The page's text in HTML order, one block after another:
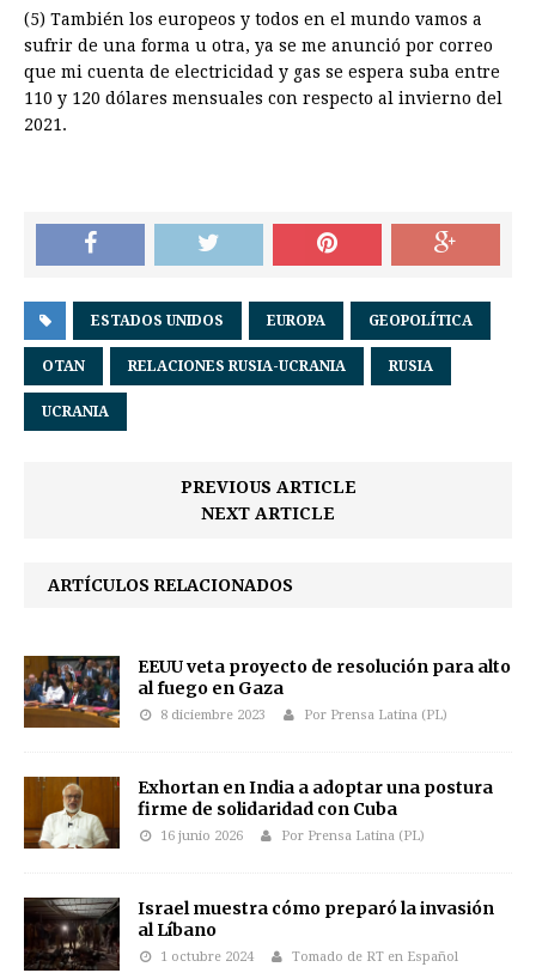
(5) También los europeos y todos en el mundo vamos a
sufrir de una forma u otra, ya se me anunció por correo
que mi cuenta de electricidad y gas se espera suba entre
110 y 120 dólares mensuales con respecto al invierno del
2021.
ESTADOS UNIDOS EUROPA GEOPOLÍTICA
OTAN RELACIONES RUSIA-UCRANIA RUSIA
UCRANIA
PREVIOUS ARTICLE
NEXT ARTICLE
ARTÍCULOS RELACIONADOS
EEUU veta proyecto de resolución para alto
al fuego en Gaza
8 diciembre 2023 Por Prensa Latina (PL)
Exhortan en India a adoptar una postura
firme de solidaridad con Cuba
16 junio 2026 Por Prensa Latina (PL)
Israel muestra cómo preparó la invasión
al Líbano
1 octubre 2024 Tomado de RT en Español